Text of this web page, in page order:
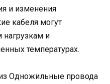
и изменения
кабеля могут
и
температурах.
Одножильные провода